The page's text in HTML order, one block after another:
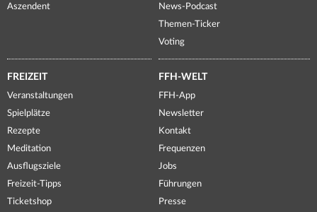
Aszendent
News-Podcast
Themen-Ticker
Voting
FREIZEIT
Veranstaltungen
Spielplätze
Rezepte
Meditation
Ausflugsziele
Freizeit-Tipps
Ticketshop
FFH-WELT
FFH-App
Newsletter
Kontakt
Frequenzen
Jobs
Führungen
Presse